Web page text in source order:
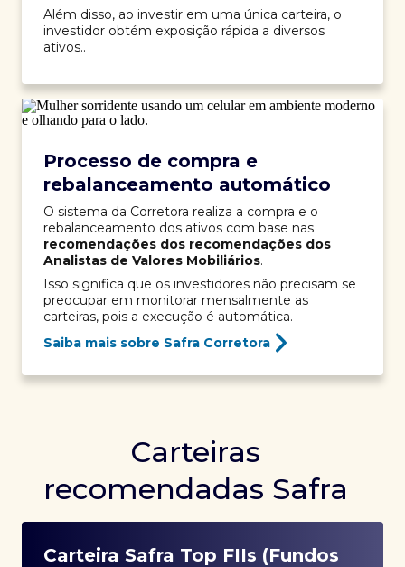
Além disso, ao investir em uma única carteira, o
investidor obtém exposição rápida a diversos
ativos..
Processo de compra e
rebalanceamento automático
O sistema da Corretora realiza a compra e o
rebalanceamento dos ativos com base nas
recomendações dos recomendações dos
Analistas de Valores Mobiliários.
Isso significa que os investidores não precisam se
preocupar em monitorar mensalmente as
carteiras, pois a execução é automática.
Saiba mais sobre Safra Corretora
Carteiras
recomendadas Safra
Carteira Safra Top FIIs (Fundos